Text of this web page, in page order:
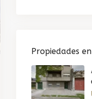
Propiedades